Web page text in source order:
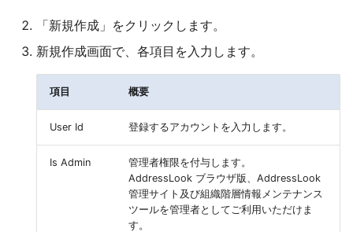
「新規作成」をクリックします。
新規作成画面で、各項目を入力します。
項目 概要
User Id 登録するアカウントを入力します。
Is Admin
管理者権限を付与します。
AddressLook ブラウザ版、AddressLook
管理サイト及び組織階層情報メンテナンス
ツールを管理者としてご利用いただけま
す。